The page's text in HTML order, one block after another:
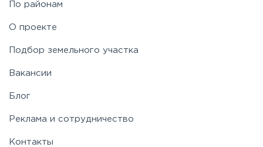
Таракановское
Щелковское
По районам
О проекте
Подбор земельного участка
Вакансии
Блог
Реклама и сотрудничество
Контакты